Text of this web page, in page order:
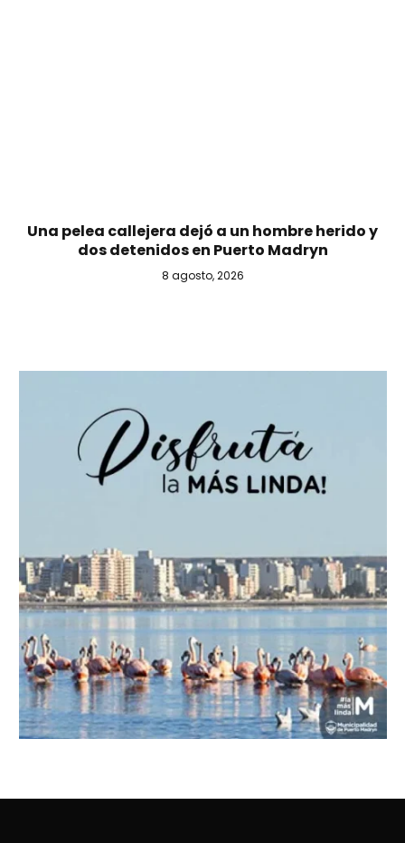
Una pelea callejera dejó a un hombre herido y
dos detenidos en Puerto Madryn
8 agosto, 2026